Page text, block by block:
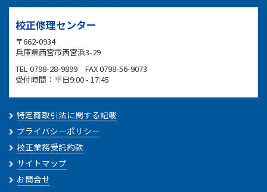
校正修理センター
〒662-0934
兵庫県西宮市西宮浜3-29
TEL 0798-28-9899 FAX 0798-56-9073
受付時間：平日9:00 - 17:45
特定商取引法に関する記載
プライバシーポリシー
校正業務受託約款
サイトマップ
お問合せ